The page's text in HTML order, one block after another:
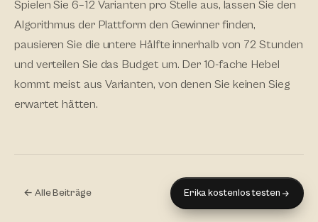
Spielen Sie 6–12 Varianten pro Stelle aus, lassen Sie den
Algorithmus der Plattform den Gewinner finden,
pausieren Sie die untere Hälfte innerhalb von 72 Stunden
und verteilen Sie das Budget um. Der 10-fache Hebel
kommt meist aus Varianten, von denen Sie keinen Sieg
erwartet hätten.
← Alle Beiträge Erika kostenlos testen